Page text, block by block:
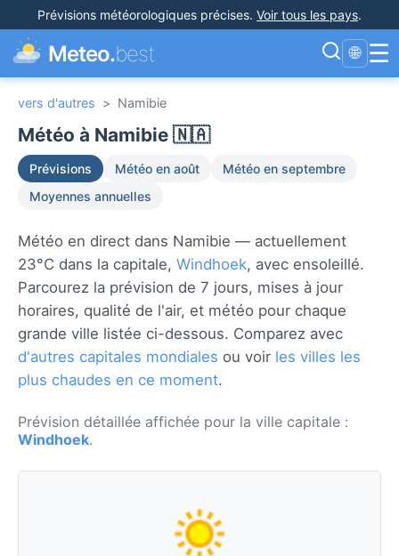
Prévisions météorologiques précises. Voir tous les pays.
Meteo.best 🌐 ☰
vers d'autres > Namibie
Météo à Namibie 🇳🇦
Prévisions Météo en août
Météo en septembre
Moyennes annuelles
Météo en direct dans Namibie — actuellement
23°C dans la capitale, Windhoek, avec ensoleillé.
Parcourez la prévision de 7 jours, mises à jour
horaires, qualité de l'air, et météo pour chaque
grande ville listée ci-dessous. Comparez avec
d'autres capitales mondiales ou voir les villes les
plus chaudes en ce moment.
Prévision détaillée affichée pour la ville capitale :
Windhoek.